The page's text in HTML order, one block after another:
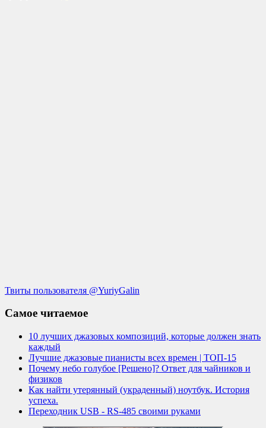
Твиты пользователя @YuriyGalin
Самое читаемое
10 лучших джазовых композиций, которые должен знать
каждый
Лучшие джазовые пианисты всех времен | ТОП-15
Почему небо голубое [Решено]? Ответ для чайников и
физиков
Как найти утерянный (украденный) ноутбук. История
успеха.
Переходник USB - RS-485 своими руками